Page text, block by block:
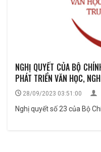
NGHỊ QUYẾT CỦA BỘ
PHÁT TRIỂN VĂN HỌC,
28/09/2023 03:51:00
Nghị quyết số 23 của Bộ